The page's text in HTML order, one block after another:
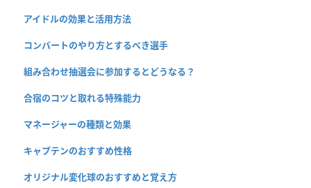
アイドルの効果と活用方法
コンバートのやり方とするべき選手
組み合わせ抽選会に参加するとどうなる？
合宿のコツと取れる特殊能力
マネージャーの種類と効果
キャプテンのおすすめ性格
オリジナル変化球のおすすめと覚え方